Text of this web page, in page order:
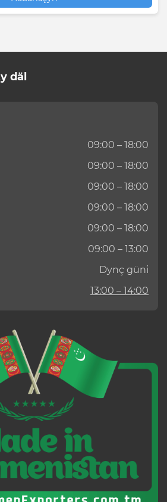
däl
09:00 – 18:00
09:00 – 18:00
09:00 – 18:00
09:00 – 18:00
09:00 – 18:00
09:00 – 13:00
Dynç güni
13:00 – 14:00